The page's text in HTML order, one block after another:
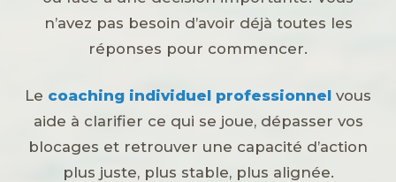
n’avez pas besoin d’avoir déjà toutes les
réponses pour commencer.
Le coaching individuel professionnel vous
aide à clarifier ce qui se joue, dépasser vos
blocages et retrouver une capacité d’action
plus juste, plus stable, plus alignée.